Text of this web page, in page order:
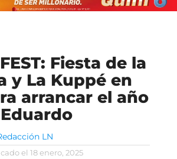
Fiesta de la
y La Kuppé en
arrancar el año
LN
el 18 enero, 2025